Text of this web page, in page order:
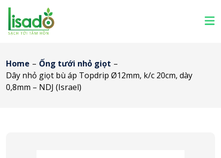
Home – Ống tưới nhỏ giọt –
Dây nhỏ giọt bù áp Topdrip Ø12mm, k/c 20cm, dày
0,8mm – NDJ (Israel)